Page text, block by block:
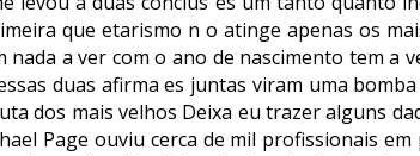
que etarismo n o atinge apenas os
a ver com o ano de nascimento tem a
duas afirma es juntas viram uma
dos mais velhos Deixa eu trazer alguns
Page ouviu cerca de mil profissionais em